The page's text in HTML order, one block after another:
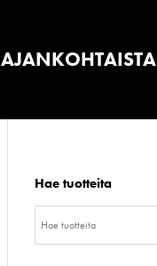
AJANKOHTAISTA
Hae tuotteita